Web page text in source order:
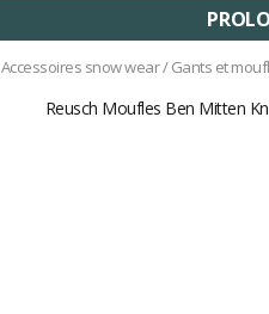
Accessoires snow wear/Gants et